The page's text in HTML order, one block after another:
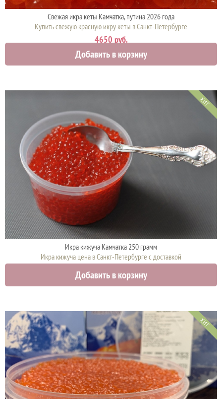
Свежая икра кеты Камчатка, путина 2026 года
Купить свежую красную икру кеты в Санкт-Петербурге
4650 руб.
Добавить в корзину
ХИТ
Икра кижуча Камчатка 250 грамм
Икра кижуча цена в Санкт-Петербурге с доставкой
Добавить в корзину
ХИТ